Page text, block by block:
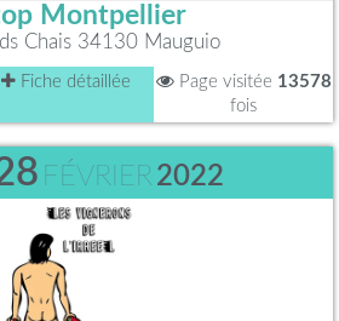
Montpellier
Chais 34130 Mauguio
Fiche détaillée Page visitée 13578
fois
FÉVRIER2022